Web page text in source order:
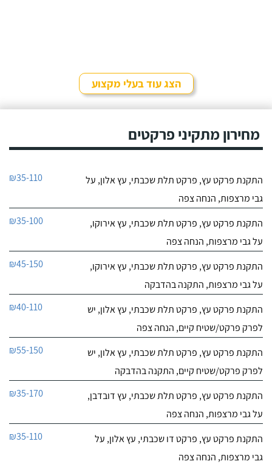
הצג עוד בעלי מקצוע
מחירון מתקיני פרקטים
התקנת פרקט עץ, פרקט תלת שכבתי, עץ אלון, על
גבי מרצפות, הנחה צפה
₪35-110
התקנת פרקט עץ, פרקט תלת שכבתי, עץ אירוקו,
על גבי מרצפות, הנחה צפה
₪35-100
התקנת פרקט עץ, פרקט תלת שכבתי, עץ אירוקו,
על גבי מרצפות, התקנה בהדבקה
₪45-150
התקנת פרקט עץ, פרקט תלת שכבתי, עץ אלון, יש
לפרק פרקט/שטיח קיים, הנחה צפה
₪40-110
התקנת פרקט עץ, פרקט תלת שכבתי, עץ אלון, יש
לפרק פרקט/שטיח קיים, התקנה בהדבקה
₪55-150
התקנת פרקט עץ, פרקט תלת שכבתי, עץ דובדבן,
על גבי מרצפות, הנחה צפה
₪35-170
התקנת פרקט עץ, פרקט דו שכבתי, עץ אלון, על
גבי מרצפות, הנחה צפה
₪35-110